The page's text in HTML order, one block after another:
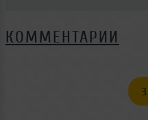
КОММЕНТАРИИ